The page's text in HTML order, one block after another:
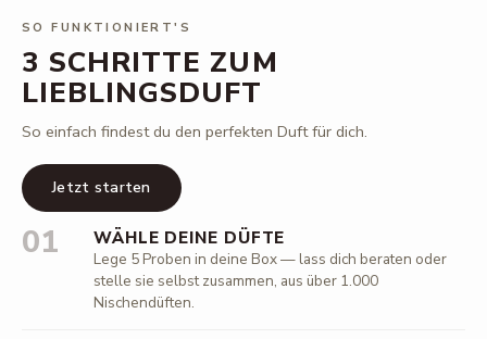
SO FUNKTIONIERT'S
3 SCHRITTE ZUM
LIEBLINGSDUFT
So einfach findest du den perfekten Duft für dich.
Jetzt starten
01 WÄHLE DEINE DÜFTE
Lege 5 Proben in deine Box — lass dich beraten oder
stelle sie selbst zusammen, aus über 1.000
Nischendüften.